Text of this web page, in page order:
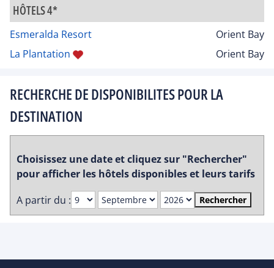
HÔTELS 4*
Esmeralda Resort
Orient Bay
La Plantation
Orient Bay
RECHERCHE DE DISPONIBILITES POUR LA
DESTINATION
Choisissez une date et cliquez sur "Rechercher"
pour afficher les hôtels disponibles et leurs tarifs
A partir du :
Rechercher